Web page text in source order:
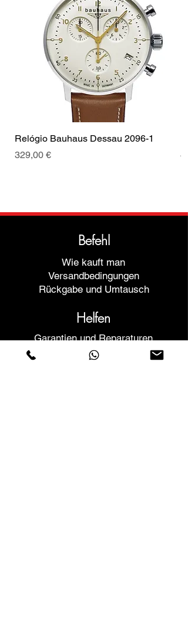
Relógio Bauhaus Dessau 2096-1
Preis
329,00 €
Befehl
Wie kauft man
Versandbedingungen
Rückgabe und Umtausch
Helfen
Garantien und Reparaturen
Planen Sie ein Meeting